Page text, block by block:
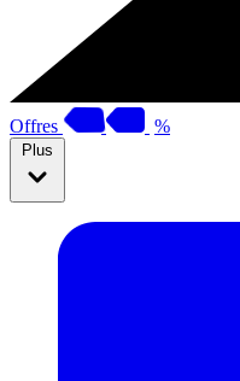
Offres %
Plus